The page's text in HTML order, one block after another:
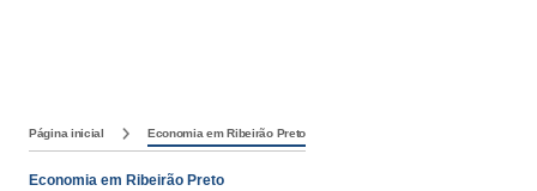
Página inicial Economia em Ribeirão Preto
Economia em Ribeirão Preto